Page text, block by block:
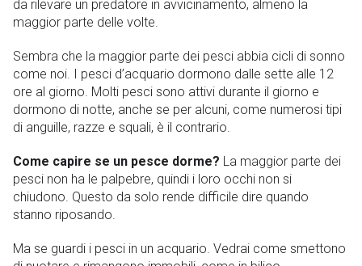
da rilevare un predatore in avvicinamento, almeno la
maggior parte delle volte.
Sembra che la maggior parte dei pesci abbia cicli di sonno
come noi. I pesci d’acquario dormono dalle sette alle 12
ore al giorno. Molti pesci sono attivi durante il giorno e
dormono di notte, anche se per alcuni, come numerosi tipi
di anguille, razze e squali, è il contrario.
Come capire se un pesce dorme? La maggior parte dei
pesci non ha le palpebre, quindi i loro occhi non si
chiudono. Questo da solo rende difficile dire quando
stanno riposando.
Ma se guardi i pesci in un acquario. Vedrai come smettono